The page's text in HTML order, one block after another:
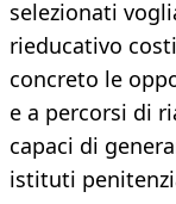
selezionati
rieducativo
concreto le
e a percorsi di
capaci di
istituti